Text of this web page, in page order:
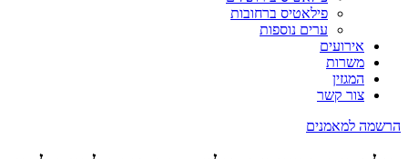
פילאטיס ברחובות
ערים נוספות
אירועים
משרות
המגזין
צור קשר
הרשמה למאמנים